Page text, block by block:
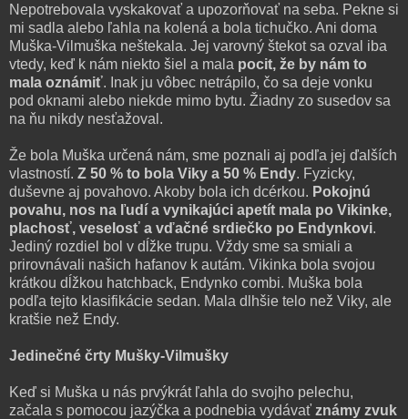
Nepotrebovala vyskakovať a upozorňovať na seba. Pekne si
mi sadla alebo ľahla na kolená a bola tichučko. Ani doma
Muška-Vilmuška neštekala. Jej varovný štekot sa ozval iba
vtedy, keď k nám niekto šiel a mala pocit, že by nám to
mala oznámiť. Inak ju vôbec netrápilo, čo sa deje vonku
pod oknami alebo niekde mimo bytu. Žiadny zo susedov sa
na ňu nikdy nesťažoval.
Že bola Muška určená nám, sme poznali aj podľa jej ďalších
vlastností. Z 50 % to bola Viky a 50 % Endy. Fyzicky,
duševne aj povahovo. Akoby bola ich dcérkou. Pokojnú
povahu, nos na ľudí a vynikajúci apetít mala po Vikinke,
plachosť, veselosť a vďačné srdiečko po Endynkovi.
Jediný rozdiel bol v dĺžke trupu. Vždy sme sa smiali a
prirovnávali našich hafanov k autám. Vikinka bola svojou
krátkou dĺžkou hatchback, Endynko combi. Muška bola
podľa tejto klasifikácie sedan. Mala dlhšie telo než Viky, ale
kratšie než Endy.
Jedinečné črty Mušky-Vilmušky
Keď si Muška u nás prvýkrát ľahla do svojho pelechu,
začala s pomocou jazýčka a podnebia vydávať známy zvuk